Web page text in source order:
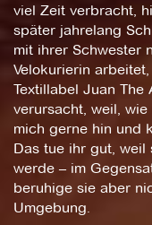
viel Zeit verbracht,
später jahrelang
mit ihrer Schwester
Velokurierin
Textillabel Juan The
verursacht, weil,
mich gerne hin und
Das tue ihr gut,
werde – im
beruhige sie aber
Umgebung.